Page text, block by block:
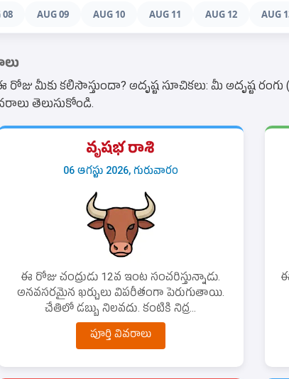
08 AUG 09 AUG 10 AUG 11 AUG 12 AUG
కలిసొస్తుందా? అదృష్ట సూచికలు: మీ అదృష్ట రంగు
తెలుసుకోండి.
వృషభ రాశి
06 ఆగస్టు 2026, గురువారం
ఈ రోజు చంద్రుడు 12వ ఇంట సంచరిస్తున్నాడు.
అనవసరమైన ఖర్చులు విపరీతంగా పెరుగుతాయి.
చేతిలో డబ్బు నిలవదు. కంటికి నిద్ర...
పూర్తి వివరాలు